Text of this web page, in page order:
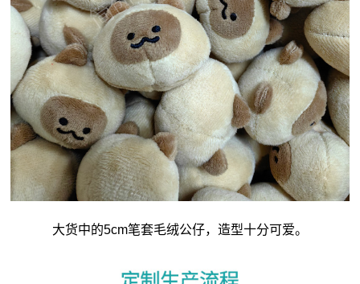
大货中的5cm笔套毛绒公仔，造型十分可爱。